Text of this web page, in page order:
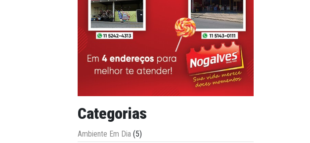
Categorias
Ambiente Em Dia (5)